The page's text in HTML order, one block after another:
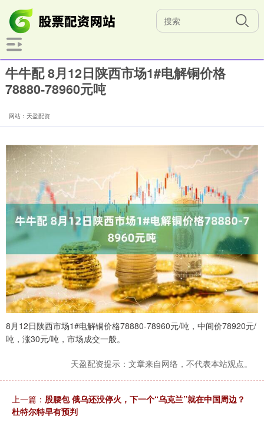
牛牛配 8月12日陕西市场1#电解铜价格
78880-78960元吨
网站：天盈配资
8月12日陕西市场1#电解铜价格78880-78960元/吨，中间价78920元/
吨，涨30元/吨，市场成交一般。
天盈配资提示：文章来自网络，不代表本站观点。
上一篇： 股腰包 俄乌还没停火，下一个“乌克兰”就在中国周边？
杜特尔特早有预判